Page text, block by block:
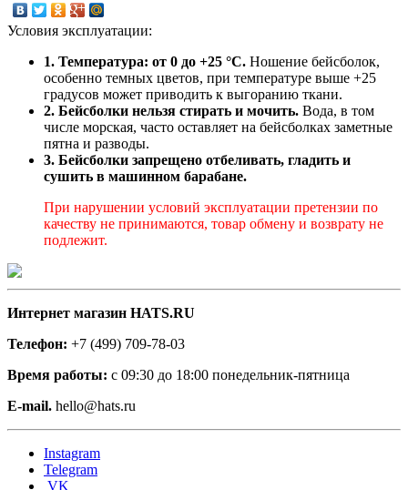
Условия эксплуатации:
1. Температура: от 0 до +25 °C. Ношение бейсболок,
особенно темных цветов, при температуре выше +25
градусов может приводить к выгоранию ткани.
2. Бейсболки нельзя стирать и мочить. Вода, в том
числе морская, часто оставляет на бейсболках заметные
пятна и разводы.
3. Бейсболки запрещено отбеливать, гладить и
сушить в машинном барабане.
При нарушении условий эксплуатации претензии по
качеству не принимаются, товар обмену и возврату не
подлежит.
Интернет магазин HATS.RU
Телефон: +7 (499) 709-78-03
Время работы: с 09:30 до 18:00 понедельник-пятница
E-mail. hello@hats.ru
Instagram
Telegram
VK